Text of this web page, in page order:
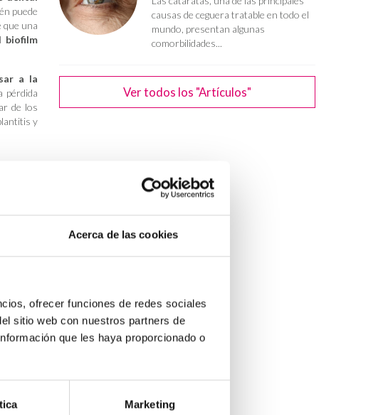
Acerca de las cookies
ofrecer funciones de redes sociales
sitio web con nuestros partners de
que les haya proporcionado o
Marketing
puede
que una
biofilm
a la
pérdida
de los
y
buen
de
a la
de
causas de ceguera tratable en todo el
mundo, presentan algunas
comorbilidades...
Ver todos los "Artículos"